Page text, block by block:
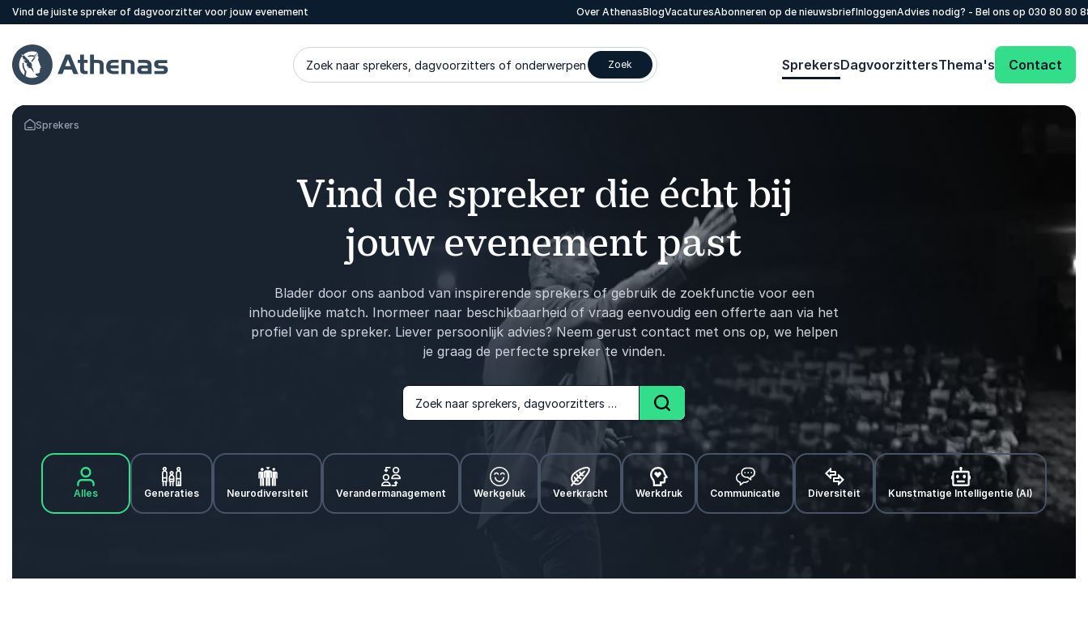
Vind de juiste spreker of dagvoorzitter voor jouw evenement Over AthenasBlogVacaturesAbonneren op de nieuwsbriefInloggenAdvies nodig? - Bel ons op 030 80 80
Zoek naar sprekers, dagvoorzitters of onderwerpen Zoek SprekersDagvoorzittersThema's Contact
Terug naar de startpagina
Sprekers
Vind de spreker die écht bij
jouw evenement past
Blader door ons aanbod van inspirerende sprekers of gebruik de zoekfunctie voor een
inhoudelijke match. Inormeer naar beschikbaarheid of vraag eenvoudig een offerte aan via het
profiel van de spreker. Liever persoonlijk advies? Neem gerust contact met ons op, we helpen
je graag de perfecte spreker te vinden.
Zoek naar sprekers, dagvoorzitters of onderwerpen Zoek
Alles Generaties Neurodiversiteit Verandermanagement Werkgeluk Veerkracht Werkdruk Communicatie Diversiteit Kunstmatige Intelligentie (AI)